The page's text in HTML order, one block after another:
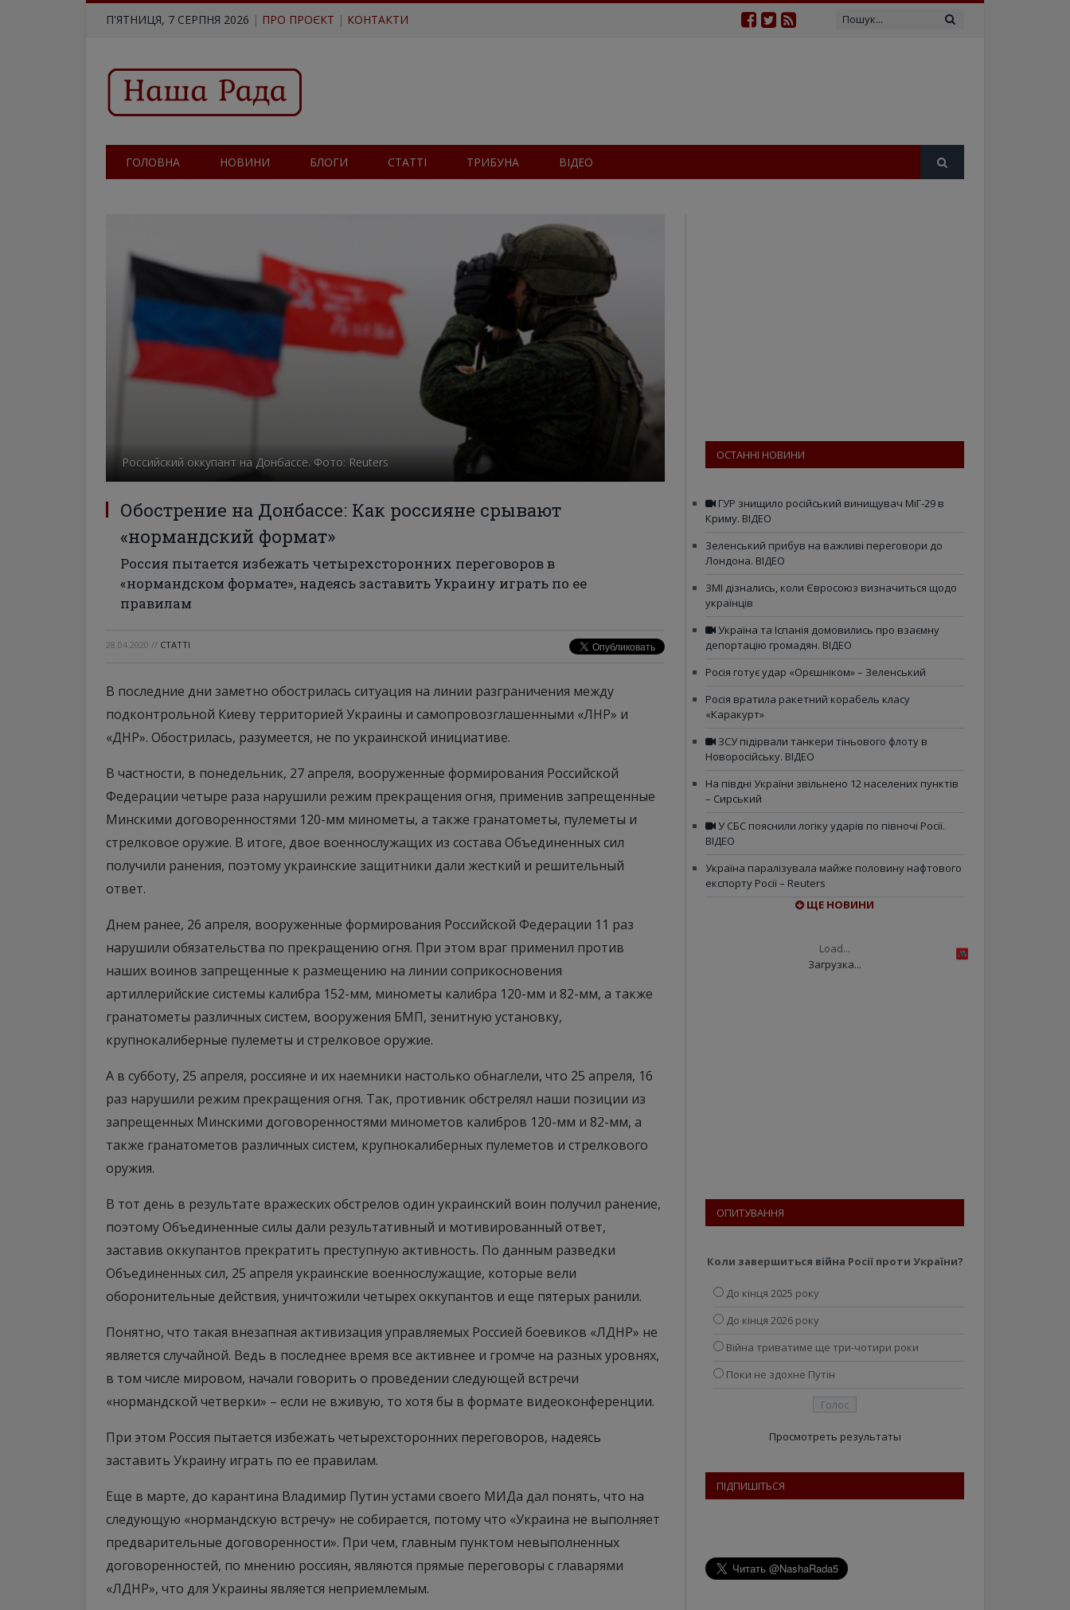
П'ЯТНИЦЯ, 7 СЕРПНЯ 2026 | ПРО ПРОЄКТ | КОНТАКТИ
ГОЛОВНА НОВИНИ БЛОГИ СТАТТІ ТРИБУНА ВІДЕО
Российский оккупант на Донбассе. Фото: Reuters
Обострение на Донбассе: Как россияне срывают
«нормандский формат»
Россия пытается избежать четырехсторонних переговоров в
«нормандском формате», надеясь заставить Украину играть по ее
правилам
28.04.2020 // СТАТТІ
В последние дни заметно обострилась ситуация на линии разграничения между
подконтрольной Киеву территорией Украины и самопровозглашенными «ЛНР» и
«ДНР». Обострилась, разумеется, не по украинской инициативе.
В частности, в понедельник, 27 апреля, вооруженные формирования Российской
Федерации четыре раза нарушили режим прекращения огня, применив запрещенные
Минскими договоренностями 120-мм минометы, а также гранатометы, пулеметы и
стрелковое оружие. В итоге, двое военнослужащих из состава Объединенных сил
получили ранения, поэтому украинские защитники дали жесткий и решительный
ответ.
Днем ранее, 26 апреля, вооруженные формирования Российской Федерации 11 раз
нарушили обязательства по прекращению огня. При этом враг применил против
наших воинов запрещенные к размещению на линии соприкосновения
артиллерийские системы калибра 152-мм, минометы калибра 120-мм и 82-мм, а также
гранатометы различных систем, вооружения БМП, зенитную установку,
крупнокалиберные пулеметы и стрелковое оружие.
А в субботу, 25 апреля, россияне и их наемники настолько обнаглели, что 25 апреля, 16
раз нарушили режим прекращения огня. Так, противник обстрелял наши позиции из
запрещенных Минскими договоренностями минометов калибров 120-мм и 82-мм, а
также гранатометов различных систем, крупнокалиберных пулеметов и стрелкового
оружия.
В тот день в результате вражеских обстрелов один украинский воин получил ранение,
поэтому Объединенные силы дали результативный и мотивированный ответ,
заставив оккупантов прекратить преступную активность. По данным разведки
Объединенных сил, 25 апреля украинские военнослужащие, которые вели
оборонительные действия, уничтожили четырех оккупантов и еще пятерых ранили.
Понятно, что такая внезапная активизация управляемых Россией боевиков «ЛДНР» не
является случайной. Ведь в последнее время все активнее и громче на разных уровнях,
в том числе мировом, начали говорить о проведении следующей встречи
«нормандской четверки» – если не вживую, то хотя бы в формате видеоконференции.
При этом Россия пытается избежать четырехсторонних переговоров, надеясь
заставить Украину играть по ее правилам.
Еще в марте, до карантина Владимир Путин устами своего МИДа дал понять, что на
следующую «нормандскую встречу» не собирается, потому что «Украина не выполняет
предварительные договоренности». При чем, главным пунктом невыполненных
договоренностей, по мнению россиян, являются прямые переговоры с главарями
«ЛДНР», что для Украины является неприемлемым.
ОСТАННІ НОВИНИ
ГУР знищило російський винищувач МіГ-29 в
Криму. ВІДЕО
Зеленський прибув на важливі переговори до
Лондона. ВІДЕО
ЗМІ дізнались, коли Євросоюз визначиться щодо
українців
Україна та Іспанія домовились про взаємну
депортацію громадян. ВІДЕО
Росія готує удар «Орєшніком» – Зеленський
Росія вратила ракетний корабель класу
«Каракурт»
ЗСУ підірвали танкери тіньового флоту в
Новоросійську. ВІДЕО
На півдні України звільнено 12 населених пунктів
– Сирський
У СБС пояснили логіку ударів по півночі Росії.
ВІДЕО
Україна паралізувала майже половину нафтового
експорту Росії – Reuters
ЩЕ НОВИНИ
Load...
Загрузка...
ОПИТУВАННЯ
Коли завершиться війна Росії проти України?
До кінця 2025 року
До кінця 2026 року
Війна триватиме ще три-чотири роки
Поки не здохне Путін
Просмотреть результаты
ПІДПИШІТЬСЯ